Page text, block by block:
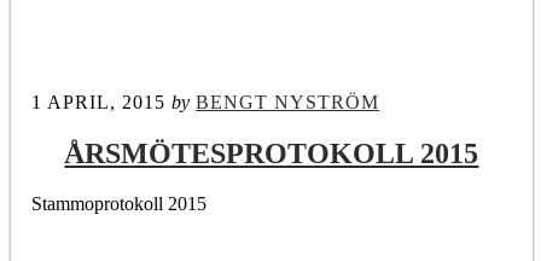
1 APRIL, 2015 by BENGT NYSTRÖM
ÅRSMÖTESPROTOKOLL 2015
Stammoprotokoll 2015